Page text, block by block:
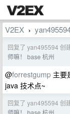
V2EX ›
回复了 yan495594 创
师嘛！ base 杭州
@forrestgump 主要
java 技术点~
回复了 yan495594 创
师嘛！ base 杭州